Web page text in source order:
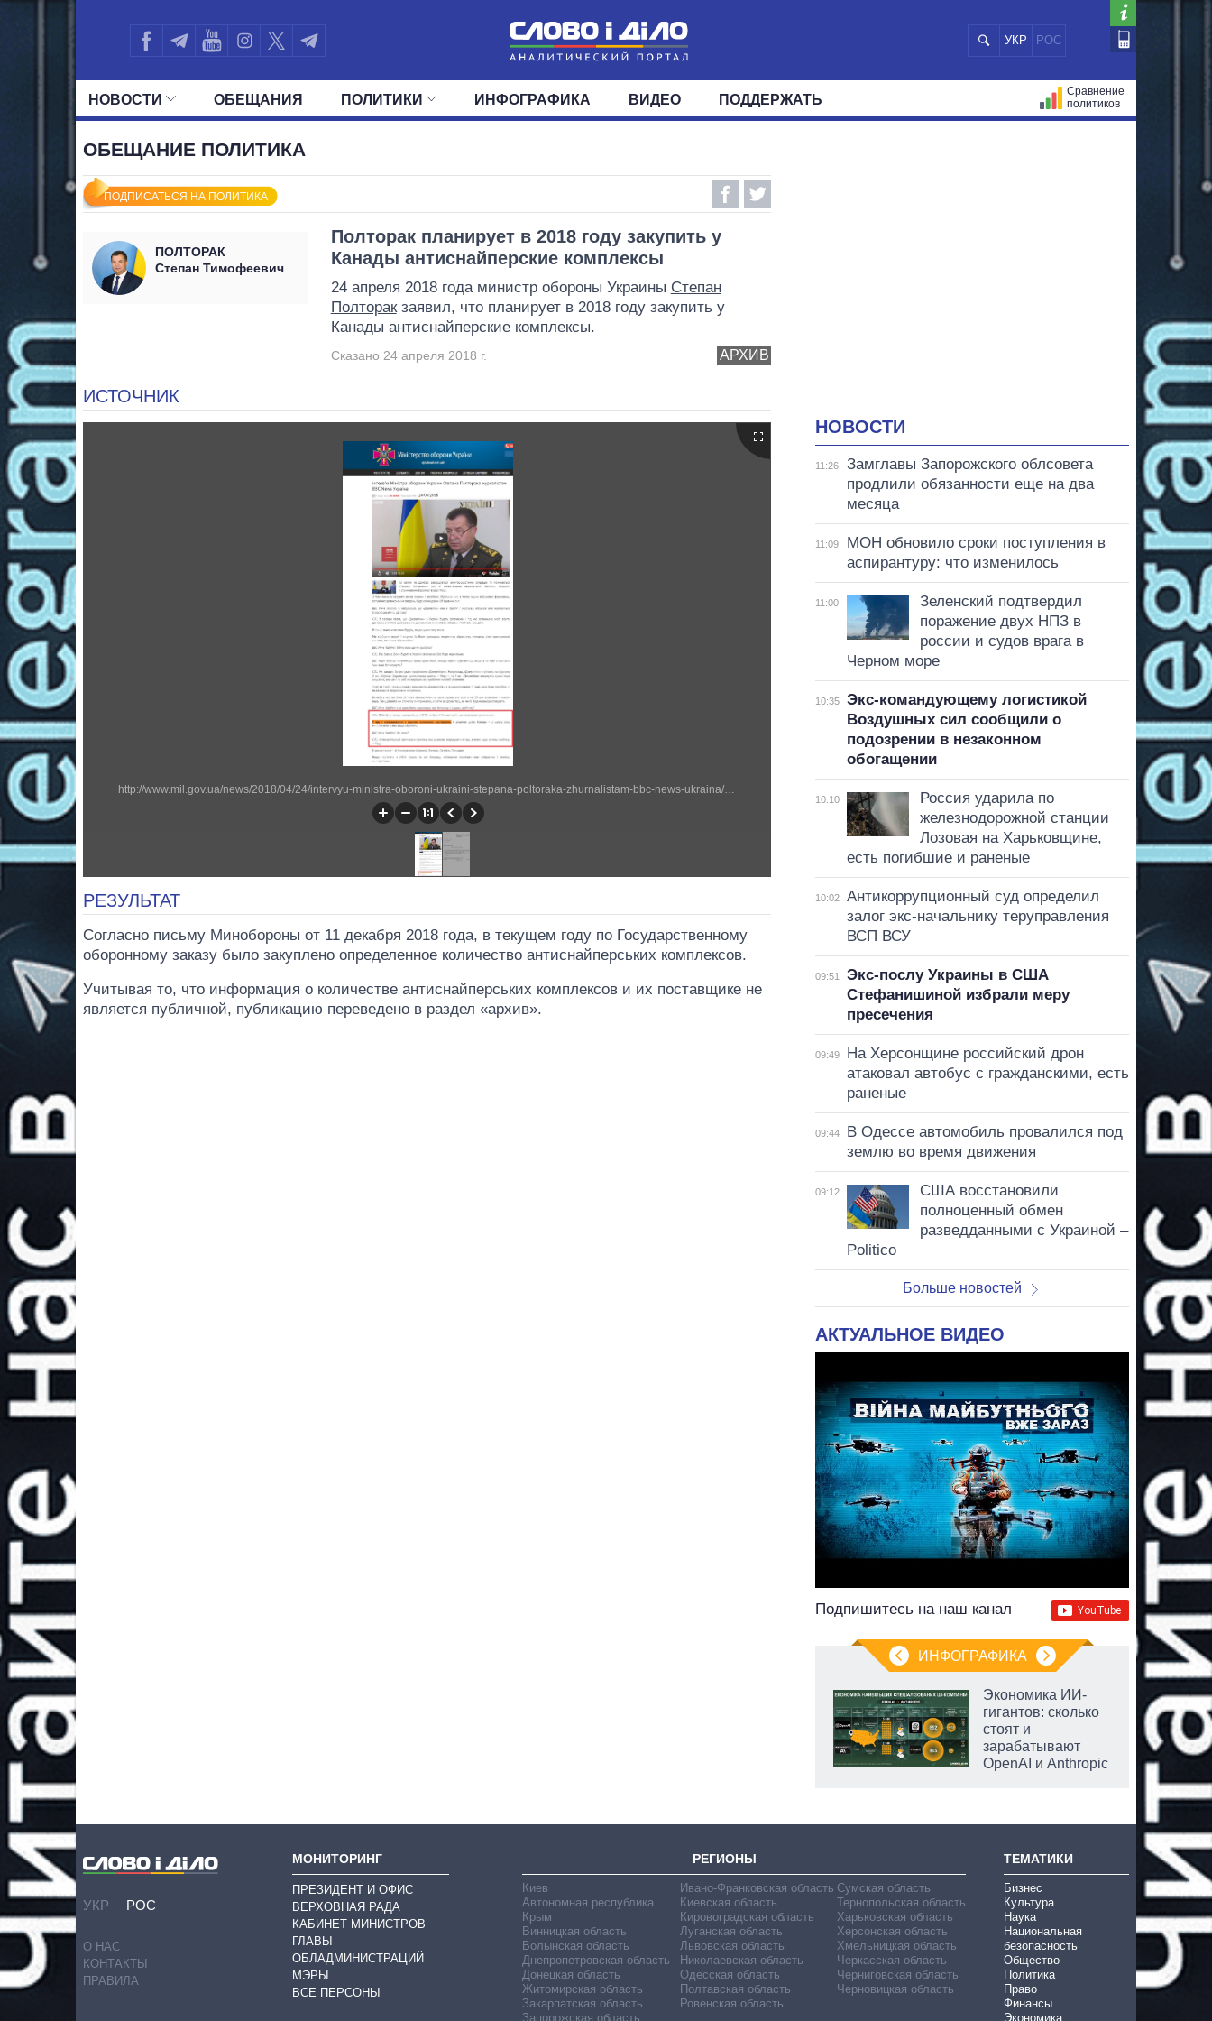
УКР РОС
НОВОСТИ
МИР
ОБЕЩАНИЯ ПОЛИТИКИ
ОКРУГА
ИНФОГРАФИКА ВИДЕО ПОДДЕРЖАТЬ
Сравнение
политиков
ОБЕЩАНИЕ ПОЛИТИКА
ПОДПИСАТЬСЯ НА ПОЛИТИКА
ПОЛТОРАК
Степан Тимофеевич
Полторак планирует в 2018 году закупить у
Канады антиснайперские комплексы
24 апреля 2018 года министр обороны Украины Степан
Полторакзаявил, что планирует в 2018 году закупить у
Канады антиснайперские комплексы.
АРХИВ
Сказано 24 апреля 2018 г.
ИСТОЧНИК
РЕЗУЛЬТАТ
Согласно письму Минобороны от 11 декабря 2018 года, в текущем году по Государственному
оборонному заказу было закуплено определенное количество антиснайперських комплексов.
Учитывая то, что информация о количестве антиснайперських комплексов и их поставщике не
является публичной, публикацию переведено в раздел «архив».
НОВОСТИ
11:26
Замглавы Запорожского облсовета
продлили обязанности еще на два
месяца
11:09
МОН обновило сроки поступления в
аспирантуру: что изменилось
11:00
Зеленский подтвердил
поражение двух НПЗ в
россии и судов врага в
Черном море
10:35
Экс-командующему логистикой
Воздушных сил сообщили о
подозрении в незаконном
обогащении
10:10
Россия ударила по
железнодорожной станции
Лозовая на Харьковщине,
есть погибшие и раненые
10:02
Антикоррупционный суд определил
залог экс-начальнику теруправления
ВСП ВСУ
09:51
Экс-послу Украины в США
Стефанишиной избрали меру
пресечения
09:49
На Херсонщине российский дрон
атаковал автобус с гражданскими, есть
раненые
09:44
В Одессе автомобиль провалился под
землю во время движения
09:12
США восстановили
полноценный обмен
разведданными с Украиной –
Politico
Больше новостей
АКТУАЛЬНОЕ ВИДЕО
Подпишитесь на наш канал
ИНФОГРАФИКА
Экономика ИИ-
гигантов: сколько
стоят и
зарабатывают
OpenAI и Anthropic
УКР РОС
О НАС
КОНТАКТЫ
ПРАВИЛА
МОНИТОРИНГ
ПРЕЗИДЕНТ И ОФИС
ВЕРХОВНАЯ РАДА
КАБИНЕТ МИНИСТРОВ
ГЛАВЫ
ОБЛАДМИНИСТРАЦИЙ
МЭРЫ
ВСЕ ПЕРСОНЫ
РЕГИОНЫ
Киев
Автономная республика
Крым
Винницкая область
Волынская область
Днепропетровская область
Донецкая область
Житомирская область
Закарпатская область
Запорожская область
Ивано-Франковская область
Киевская область
Кировоградская область
Луганская область
Львовская область
Николаевская область
Одесская область
Полтавская область
Ровенская область
Сумская область
Тернопольская область
Харьковская область
Херсонская область
Хмельницкая область
Черкасская область
Черниговская область
Черновицкая область
ТЕМАТИКИ
Бизнес
Культура
Наука
Национальная
безопасность
Общество
Политика
Право
Финансы
Экономика